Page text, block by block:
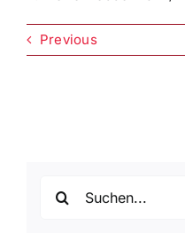
Previous
nach: